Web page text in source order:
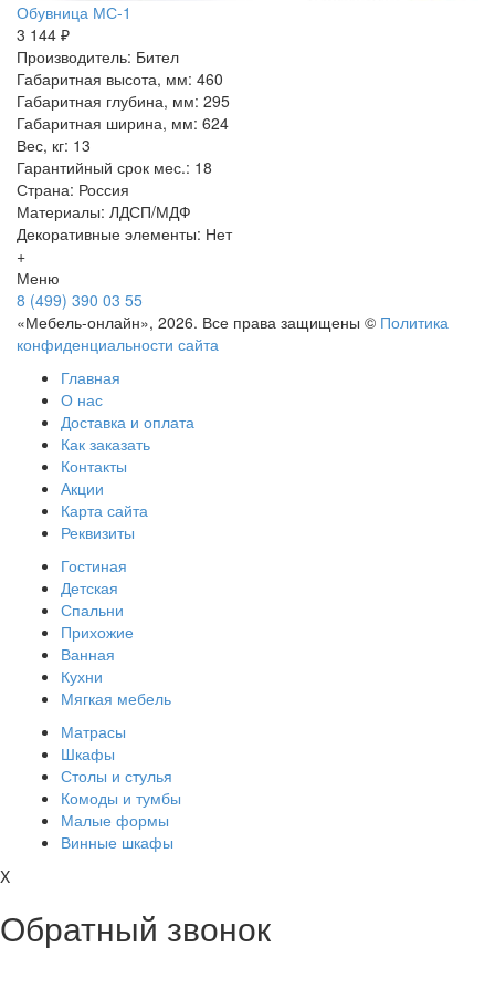
Обувница МС-1
3 144 ₽
Производитель: Бител
Габаритная высота, мм: 460
Габаритная глубина, мм: 295
Габаритная ширина, мм: 624
Вес, кг: 13
Гарантийный срок мес.: 18
Страна: Россия
Материалы: ЛДСП/МДФ
Декоративные элементы: Нет
+
Меню
8 (499) 390 03 55
«Мебель-онлайн», 2026. Все права защищены © Политика
конфиденциальности сайта
Главная
О нас
Доставка и оплата
Как заказать
Контакты
Акции
Карта сайта
Реквизиты
Гостиная
Детская
Спальни
Прихожие
Ванная
Кухни
Мягкая мебель
Матрасы
Шкафы
Столы и стулья
Комоды и тумбы
Малые формы
Винные шкафы
X
Обратный звонок